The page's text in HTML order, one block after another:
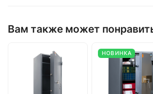
Вам также может
НОВИНКА